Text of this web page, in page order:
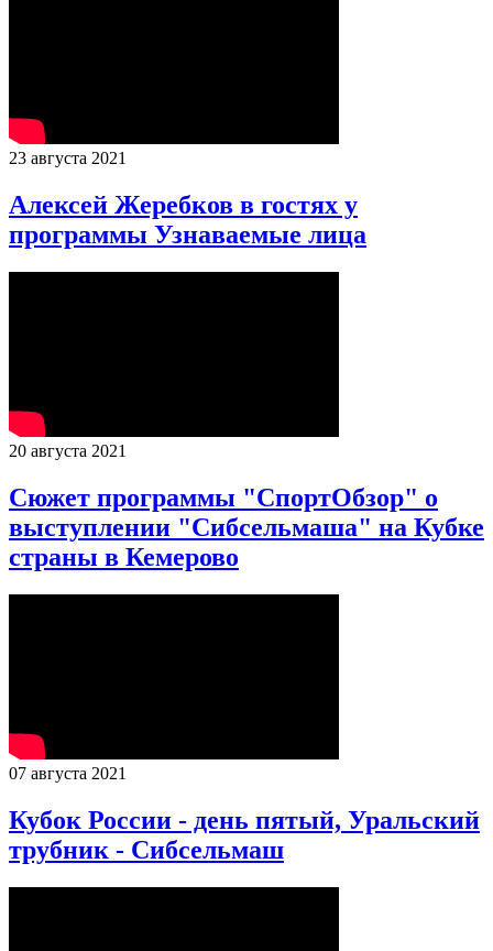
23 августа 2021
Алексей Жеребков в гостях у
программы Узнаваемые лица
20 августа 2021
Сюжет программы "СпортОбзор" о
выступлении "Сибсельмаша" на Кубке
страны в Кемерово
07 августа 2021
Кубок России - день пятый, Уральский
трубник - Сибсельмаш